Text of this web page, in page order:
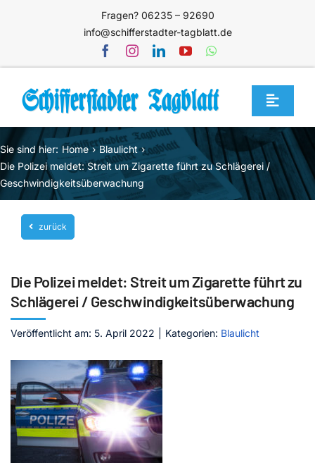
Fragen? 06235 – 92690
info@schifferstadter-tagblatt.de
Toggle
Home
Themen
Blog
Unternehmen
Mediathek
Jetzt abonnieren
Kontakt
Sie sind hier: Home
Blaulicht
Die Polizei meldet: Streit um Zigarette führt zu Schlägerei /
Geschwindigkeitsüberwachung
zurück
Die Polizei meldet: Streit um Zigarette führt zu
Schlägerei / Geschwindigkeitsüberwachung
Veröffentlicht am: 5. April 2022 Kategorien: Blaulicht